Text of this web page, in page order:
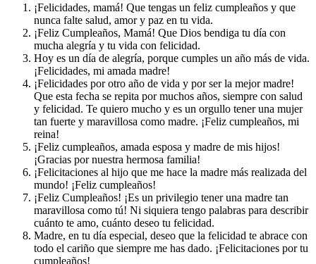
¡Felicidades, mamá! Que tengas un feliz cumpleaños y que
nunca falte salud, amor y paz en tu vida.
¡Feliz Cumpleaños, Mamá! Que Dios bendiga tu día con
mucha alegría y tu vida con felicidad.
Hoy es un día de alegría, porque cumples un año más de vida.
¡Felicidades, mi amada madre!
¡Felicidades por otro año de vida y por ser la mejor madre!
Que esta fecha se repita por muchos años, siempre con salud
y felicidad. Te quiero mucho y es un orgullo tener una mujer
tan fuerte y maravillosa como madre. ¡Feliz cumpleaños, mi
reina!
¡Feliz cumpleaños, amada esposa y madre de mis hijos!
¡Gracias por nuestra hermosa familia!
¡Felicitaciones al hijo que me hace la madre más realizada del
mundo! ¡Feliz cumpleaños!
¡Feliz Cumpleaños! ¡Es un privilegio tener una madre tan
maravillosa como tú! Ni siquiera tengo palabras para describir
cuánto te amo, cuánto deseo tu felicidad.
Madre, en tu día especial, deseo que la felicidad te abrace con
todo el cariño que siempre me has dado. ¡Felicitaciones por tu
cumpleaños!